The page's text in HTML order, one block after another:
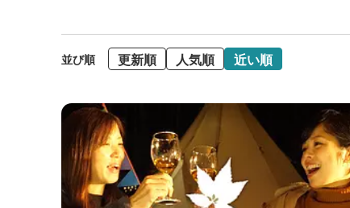
並び順 更新順 人気順 近い順